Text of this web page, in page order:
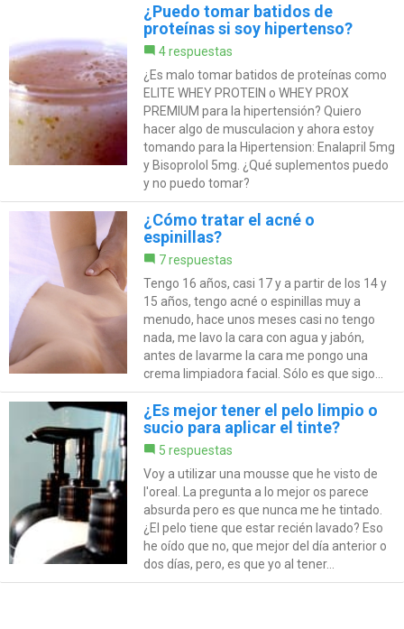
¿Puedo tomar batidos de
proteínas si soy hipertenso?
4 respuestas
¿Es malo tomar batidos de proteínas como
ELITE WHEY PROTEIN o WHEY PROX
PREMIUM para la hipertensión? Quiero
hacer algo de musculacion y ahora estoy
tomando para la Hipertension: Enalapril 5mg
y Bisoprolol 5mg. ¿Qué suplementos puedo
y no puedo tomar?
¿Cómo tratar el acné o
espinillas?
7 respuestas
Tengo 16 años, casi 17 y a partir de los 14 y
15 años, tengo acné o espinillas muy a
menudo, hace unos meses casi no tengo
nada, me lavo la cara con agua y jabón,
antes de lavarme la cara me pongo una
crema limpiadora facial. Sólo es que sigo...
¿Es mejor tener el pelo limpio o
sucio para aplicar el tinte?
5 respuestas
Voy a utilizar una mousse que he visto de
l'oreal. La pregunta a lo mejor os parece
absurda pero es que nunca me he tintado.
¿El pelo tiene que estar recién lavado? Eso
he oído que no, que mejor del día anterior o
dos días, pero, es que yo al tener...